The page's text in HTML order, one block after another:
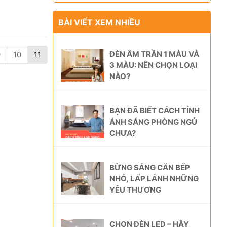
10 11
BÀI VIẾT XEM NHIỀU
ĐÈN ÂM TRẦN 1 MÀU VÀ
3 MÀU: NÊN CHỌN LOẠI
NÀO?
BẠN ĐÃ BIẾT CÁCH TÍNH
ÁNH SÁNG PHÒNG NGỦ
CHƯA?
BỪNG SÁNG CĂN BẾP
NHỎ, LẤP LÁNH NHỮNG
YÊU THƯƠNG
CHỌN ĐÈN LED – HÃY